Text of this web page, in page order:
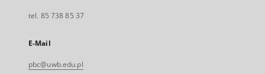
tel. 85 738 85 37
E-Mail
pbc@uwb.edu.pl